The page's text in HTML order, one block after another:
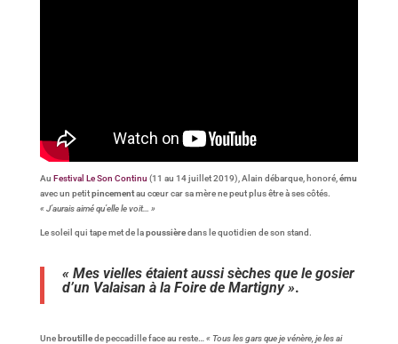
Au Festival Le Son Continu (11 au 14 juillet 2019), Alain débarque, honoré, ému
avec un petitpincementau cœur car sa mère ne peut plus être à ses côtés.
« J’aurais aimé qu’elle le voit… »
Le soleil qui tape met de lapoussièredans le quotidien de son stand.
« Mes vielles étaient aussi sèches que le gosier
d’un Valaisan à la Foire de Martigny ».
Une broutillede peccadille face au reste… « Tous les gars que je vénère, je les ai